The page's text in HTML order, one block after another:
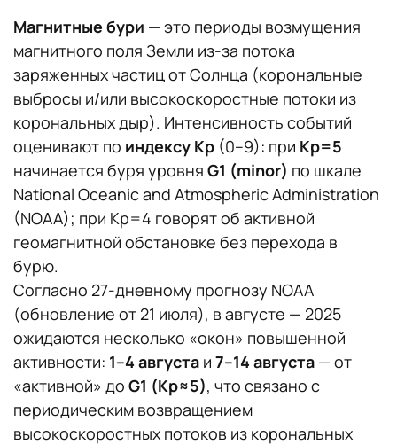
Магнитные бури — это периоды возмущения
магнитного поля Земли из‑за потока
заряженных частиц от Солнца (корональные
выбросы и/или высокоскоростные потоки из
корональных дыр). Интенсивность событий
оценивают по индексу Kp (0–9): при Kp=5
начинается буря уровня G1 (minor) по шкале
National Oceanic and Atmospheric Administration
(NOAA); при Kp=4 говорят об активной
геомагнитной обстановке без перехода в
бурю.
Согласно 27‑дневному прогнозу NOAA
(обновление от 21 июля), в августе — 2025
ожидаются несколько «окон» повышенной
активности: 1–4 августа и 7–14 августа — от
«активной» до G1 (Kp≈5), что связано с
периодическим возвращением
высокоскоростных потоков из корональных